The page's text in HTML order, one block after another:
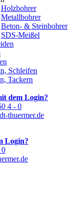
Holzbohrer
Metallbohrer
Beton- & Steinbohrer
SDS-Meißel
Schleifen
Tackern
dem Login?
4 - 0
thuermer.de
Login?
0